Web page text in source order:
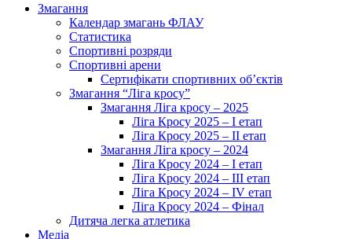
Змагання
Календар змагань ФЛАУ
Статистика
Спортивні розряди
Спортивні арени
Сертифікати спортивних об’єктів
Змагання “Ліга кросу”
Змагання Ліга кросу – 2025
Ліга Кросу 2025 – I етап
Ліга Кросу 2025 – II етап
Змагання Ліга кросу – 2024
Ліга Кросу 2024 – I етап
Ліга Кросу 2024 – III етап
Ліга Кросу 2024 – IV етап
Ліга Кросу 2024 – Фінал
Дитяча легка атлетика
Медіа